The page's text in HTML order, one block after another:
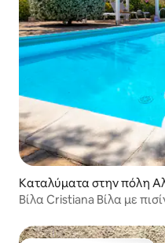
Καταλύματα στην πόλη
Βίλα Cristiana Βίλα με